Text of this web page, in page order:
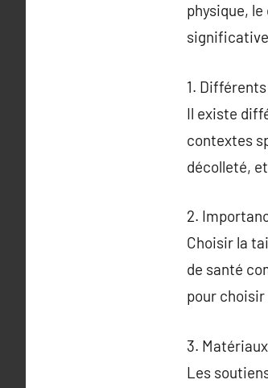
physique,
1.
Il existe
contextes
décolleté,
2.
Choisir la
de santé
pour
3.
Les